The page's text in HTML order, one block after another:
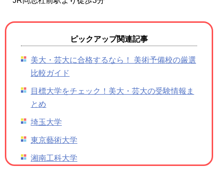
ピックアップ関連記事
美大・芸大に合格するなら！ 美術予備校の厳選
比較ガイド
目標大学をチェック！美大・芸大の受験情報ま
とめ
埼玉大学
東京藝術大学
湘南工科大学